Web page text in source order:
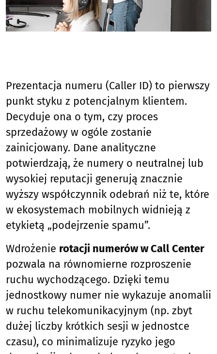
Prezentacja numeru (Caller ID) to pierwszy
punkt styku z potencjalnym klientem.
Decyduje ona o tym, czy proces
sprzedażowy w ogóle zostanie
zainicjowany. Dane analityczne
potwierdzają, że numery o neutralnej lub
wysokiej reputacji generują znacznie
wyższy współczynnik odebrań niż te, które
w ekosystemach mobilnych widnieją z
etykietą „podejrzenie spamu”.
Wdrożenie rotacji numerów w Call Center
pozwala na równomierne rozproszenie
ruchu wychodzącego. Dzięki temu
jednostkowy numer nie wykazuje anomalii
w ruchu telekomunikacyjnym (np. zbyt
dużej liczby krótkich sesji w jednostce
czasu), co minimalizuje ryzyko jego